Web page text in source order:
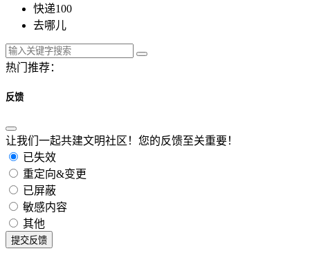
快递100
去哪儿
热门推荐：
反馈
让我们一起共建文明社区！您的反馈至关重要！
已失效
重定向&变更
已屏蔽
敏感内容
其他
提交反馈